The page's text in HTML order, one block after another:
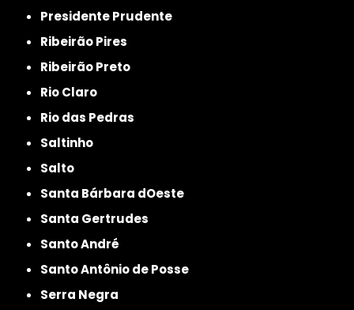
Presidente Prudente
Ribeirão Pires
Ribeirão Preto
Rio Claro
Rio das Pedras
Saltinho
Salto
Santa Bárbara dOeste
Santa Gertrudes
Santo André
Santo Antônio de Posse
Serra Negra